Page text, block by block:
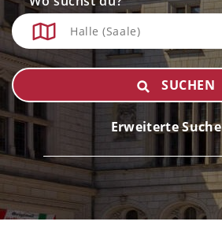
SUCHEN
Erweiterte Suche